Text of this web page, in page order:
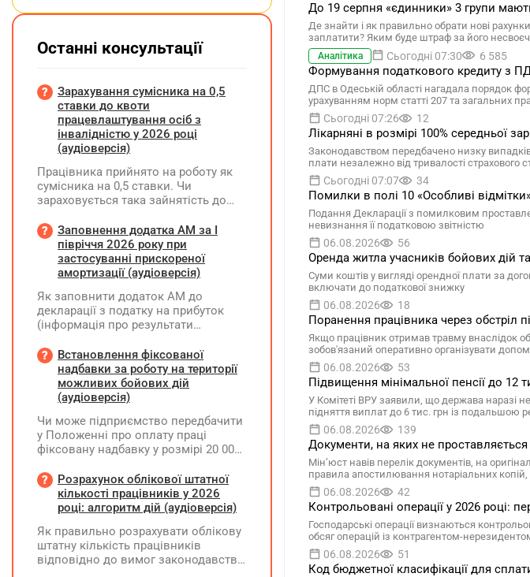
До 19 серпня «єдинники» 3 групи
Де знайти і як правильно обрати нові
заплатити? Яким буде штраф за його
Аналітика Сьогодні 07:30 6 585
Формування податкового кредиту з
ДПС в Одеській області нагадала порядок
урахуванням норм статті 207 та загальних
Сьогодні 07:26 12
Лікарняні в розмірі 100% середньої
Законодавством передбачено низку
плати незалежно від тривалості страхового
Сьогодні 07:07 34
Помилки в полі 10 «Особливі
Подання Декларації з помилковим
невизнання її податковою звітністю
06.08.2026 56
Оренда житла учасників бойових дій
Суми коштів у вигляді орендної плати за
включати до податкової знижку
06.08.2026 18
Поранення працівника через обстріл
Якщо працівник отримав травму внаслідок
зобов'язаний оперативно організувати
06.08.2026 53
Підвищення мінімальної пенсії до 12
У Комітеті ВРУ заявили, що держава наразі
підняття виплат до 6 тис. грн із
06.08.2026 139
Документи, на яких не проставляється
Мін’юст навів перелік документів, на
правила апостилювання нотаріальних копій,
06.08.2026 42
Контрольовані операції у 2026 році:
Господарські операції визнаються
обсяг операцій із контрагентом-
06.08.2026 51
Код бюджетної класифікації для
Останні консультації
Зарахування сумісника на 0,5
ставки до квоти
працевлаштування осіб з
інвалідністю у 2026 році
(аудіоверсія)
Працівника прийнято на роботу як
сумісника на 0,5 ставки. Чи
зараховується така зайнятість до
осіб з інвалідністю відповідно до
вимог законодавства?
Заповнення додатка АМ за І
півріччя 2026 року при
застосуванні прискореної
амортизації (аудіоверсія)
Як заповнити додаток АМ до
декларації з податку на прибуток
(інформація про результати
Чи потрібно для цього брати дані
станом на 01.01.2026 р.? Якщо до
окремих верстатів групи 4
застосовується прискорена
вартість усіх таких верстатів на
початок і кінець звітного періоду?
При цьому щодо частини верстатів
прискореної амортизації прийнято з
01.01.2025 р., а щодо інших — з
01.01.2026 р.
Встановлення фіксованої
надбавки за роботу на території
можливих бойових дій
(аудіоверсія)
Чи може підприємство передбачити
у Положенні про оплату праці
фіксовану надбавку у розмірі 20 000
бойових дій, якщо для окремих
посад вона перевищуватиме 50%
посадового окладу?
Розрахунок облікової штатної
кількості працівників у 2026
році: алгоритм дій (аудіоверсія)
Як правильно розрахувати облікову
штатну кількість працівників
відповідно до вимог законодавства